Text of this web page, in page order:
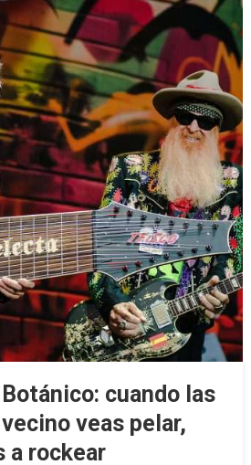
cuando las
veas pelar,
a rockear